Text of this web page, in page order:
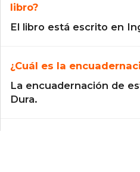
libro?
El libro está escrito en
¿Cuál es la
La encuadernación de
Dura.